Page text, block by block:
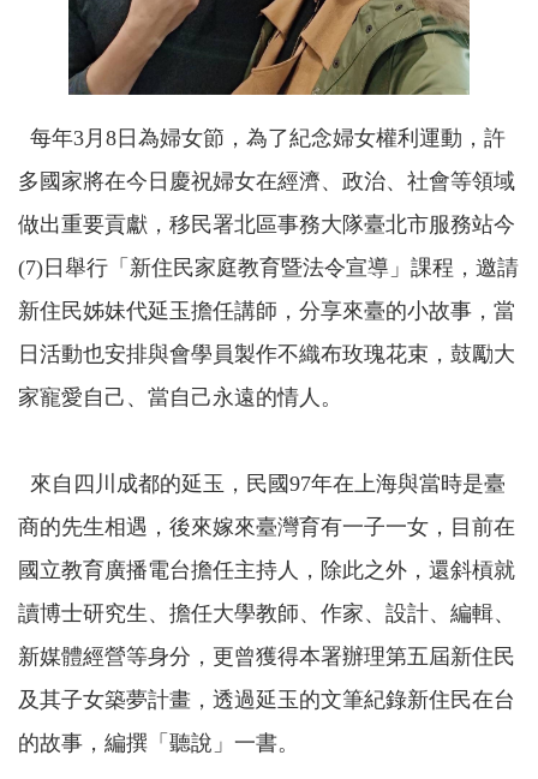
每年3月8日為婦女節，為了紀念婦女權利運動，許
多國家將在今日慶祝婦女在經濟、政治、社會等領域
做出重要貢獻，移民署北區事務大隊臺北市服務站今
(7)日舉行「新住民家庭教育暨法令宣導」課程，邀請
新住民姊妹代延玉擔任講師，分享來臺的小故事，當
日活動也安排與會學員製作不織布玫瑰花束，鼓勵大
家寵愛自己、當自己永遠的情人。
來自四川成都的延玉，民國97年在上海與當時是臺
商的先生相遇，後來嫁來臺灣育有一子一女，目前在
國立教育廣播電台擔任主持人，除此之外，還斜槓就
讀博士研究生、擔任大學教師、作家、設計、編輯、
新媒體經營等身分，更曾獲得本署辦理第五屆新住民
及其子女築夢計畫，透過延玉的文筆紀錄新住民在台
的故事，編撰「聽說」一書。